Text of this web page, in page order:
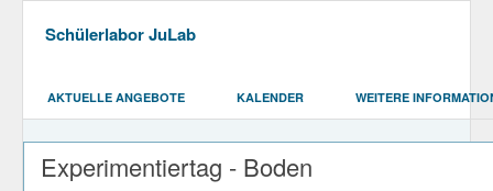
Schülerlabor JuLab
AKTUELLE ANGEBOTE KALENDER WEITERE
Experimentiertag - Boden